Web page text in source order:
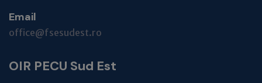
Email
office@fsesudest.ro
OIR PECU Sud Est